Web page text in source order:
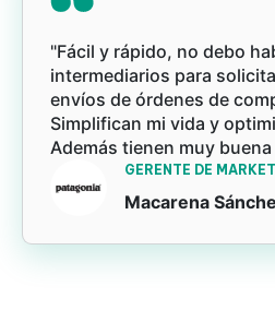
"Fácil y rápido, no debo
intermediarios para
envíos de órdenes de
Simplifican mi vida y
Además tienen muy
GERENTE DE
Macarena